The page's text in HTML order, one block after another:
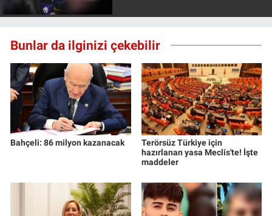
Bunlar da ilginizi çekebilir
Bahçeli: 86 milyon kazanacak
Terörsüz Türkiye için
hazırlanan yasa Meclis'te! İşte
maddeler